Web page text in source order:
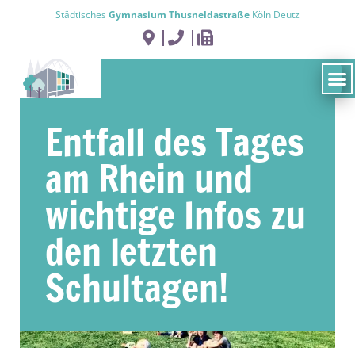
Städtisches Gymnasium Thusneldastraße Köln Deutz
Entfall des Tages
am Rhein und
wichtige Infos zu
den letzten
Schultagen!